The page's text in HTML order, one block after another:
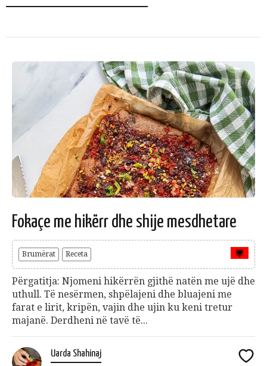
Fokaçe me hikërr dhe shije mesdhetare
Brumërat Receta
Përgatitja: Njomeni hikërrën gjithë natën me ujë dhe
uthull. Të nesërmen, shpëlajeni dhe bluajeni me
farat e lirit, kripën, vajin dhe ujin ku keni tretur
majanë. Derdheni në tavë të...
Uarda Shahinaj